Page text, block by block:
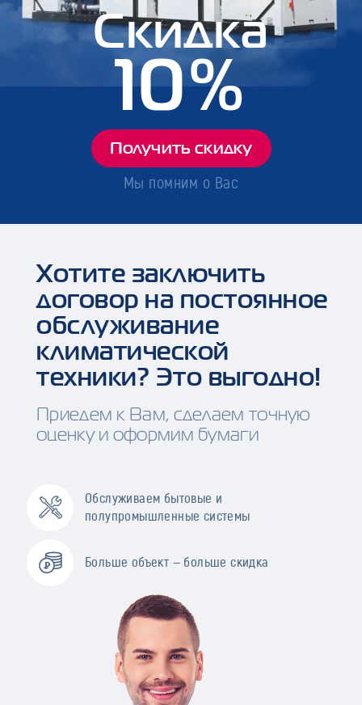
Мы помним о Вас
Скидка
10%
Получить скидку
Хотите заключить
договор на постоянное
обслуживание
климатической
техники? Это выгодно!
Приедем к Вам, сделаем точную
оценку и оформим бумаги
Обслуживаем бытовые и
полупромышленные системы
Больше объект — больше скидка